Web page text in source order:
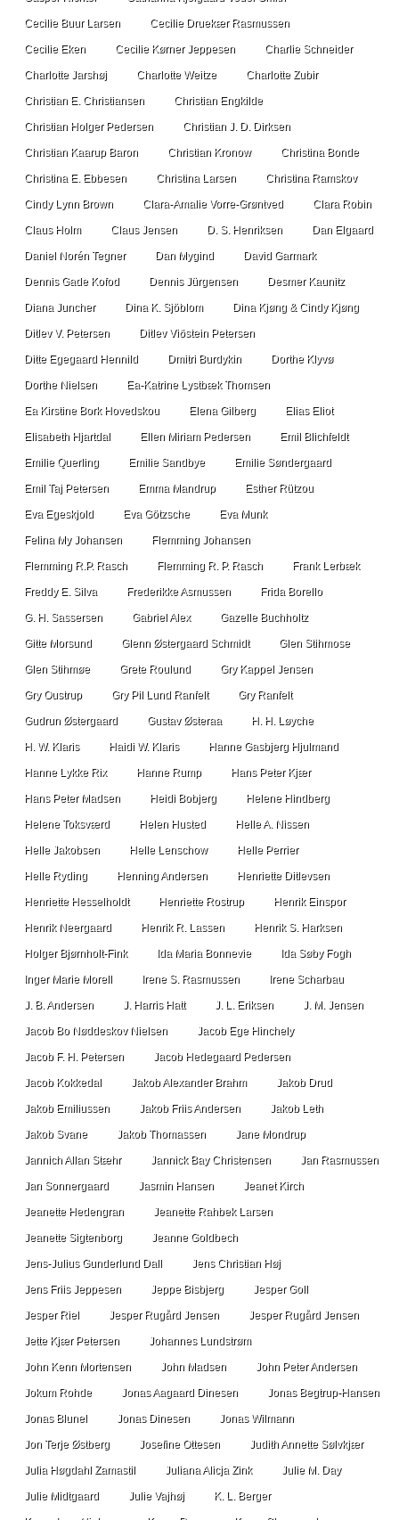
Cecilie Buur Larsen Cecilie Druekær Rasmussen
Cecilie Eken Cecilie Kørner Jeppesen Charlie Schneider
Charlotte Jarshøj Charlotte Weitze Charlotte Zubir
Christian E. Christiansen Christian Engkilde
Christian Holger Pedersen Christian J. D. Dirksen
Christian Kaarup Baron Christian Kronow Christina Bonde
Christina E. Ebbesen Christina Larsen Christina Ramskov
Cindy Lynn Brown Clara-Amalie Vorre-Grøntved Clara Robin
Claus Holm Claus Jensen D. S. Henriksen Dan Elgaard
Daniel Norén Tegner Dan Mygind David Garmark
Dennis Gade Kofod Dennis Jürgensen Desmer Kaunitz
Diana Juncher Dina K. Sjöblom Dina Kjøng & Cindy Kjøng
Ditlev V. Petersen Ditlev Viðstein Petersen
Ditte Egegaard Hennild Dmitri Burdykin Dorthe Klyvø
Dorthe Nielsen Ea-Katrine Lystbæk Thomsen
Ea Kirstine Bork Hovedskou Elena Gilberg Elias Eliot
Elisabeth Hjartdal Ellen Miriam Pedersen Emil Blichfeldt
Emilie Querling Emilie Sandbye Emilie Søndergaard
Emil Taj Petersen Emma Mandrup Esther Rützou
Eva Egeskjold Eva Götzsche Eva Munk
Felina My Johansen Flemming Johansen
Flemming R.P. Rasch Flemming R. P. Rasch Frank Lerbæk
Freddy E. Silva Frederikke Asmussen Frida Borello
G. H. Sassersen Gabriel Alex Gazelle Buchholtz
Gitte Morsund Glenn Østergaard Schmidt Glen Stihmose
Glen Stihmøe Grete Roulund Gry Kappel Jensen
Gry Oustrup Gry Pil Lund Ranfelt Gry Ranfelt
Gudrun Østergaard Gustav Østeraa H. H. Løyche
H. W. Klaris Haidi W. Klaris Hanne Gasbjerg Hjulmand
Hanne Lykke Rix Hanne Rump Hans Peter Kjær
Hans Peter Madsen Heidi Bobjerg Helene Hindberg
Helene Toksværd Helen Husted Helle A. Nissen
Helle Jakobsen Helle Lenschow Helle Perrier
Helle Ryding Henning Andersen Henriette Ditlevsen
Henriette Hesselholdt Henriette Rostrup Henrik Einspor
Henrik Neergaard Henrik R. Lassen Henrik S. Harksen
Holger Bjørnholt-Fink Ida Maria Bonnevie Ida Søby Fogh
Inger Marie Morell Irene S. Rasmussen Irene Scharbau
J. B. Andersen J. Harris Hatt J. L. Eriksen J. M. Jensen
Jacob Bo Nøddeskov Nielsen Jacob Ege Hinchely
Jacob F. H. Petersen Jacob Hedegaard Pedersen
Jacob Kokkedal Jakob Alexander Brahm Jakob Drud
Jakob Emiliussen Jakob Friis Andersen Jakob Leth
Jakob Svane Jakob Thomassen Jane Mondrup
Jannich Allan Stæhr Jannick Bay Christensen Jan Rasmussen
Jan Sonnergaard Jasmin Hansen Jeanet Kirch
Jeanette Hedengran Jeanette Rahbek Larsen
Jeanette Sigtenborg Jeanne Goldbech
Jens-Julius Gunderlund Dall Jens Christian Høj
Jens Friis Jeppesen Jeppe Bisbjerg Jesper Goll
Jesper Riel Jesper Rugård Jensen Jesper Rugård Jensen
Jette Kjær Petersen Johannes Lundstrøm
John Kenn Mortensen John Madsen John Peter Andersen
Jokum Rohde Jonas Aagaard Dinesen Jonas Begtrup-Hansen
Jonas Blunel Jonas Dinesen Jonas Wilmann
Jon Terje Østberg Josefine Ottesen Judith Annette Sølvkjær
Julia Høgdahl Zamastil Juliana Alicja Zink Julie M. Day
Julie Midtgaard Julie Vajhøj K. L. Berger